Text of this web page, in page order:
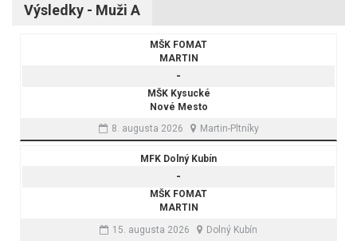
Výsledky - Muži A
MŠK FOMAT
MARTIN
-
MŠK Kysucké
Nové Mesto
8. augusta 2026
Martin-Pltníky
MFK Dolný Kubín
-
MŠK FOMAT
MARTIN
15. augusta 2026
Dolný Kubín